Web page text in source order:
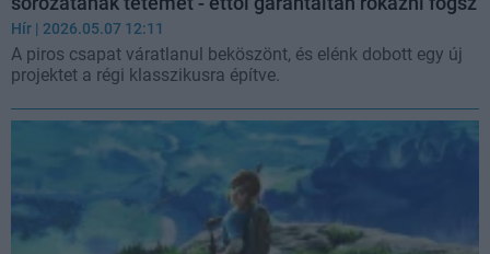
Hír | 2026.05.07 12:11
A piros csapat váratlanul beköszönt, és elénk dobott egy új
projektet a régi klasszikusra építve.